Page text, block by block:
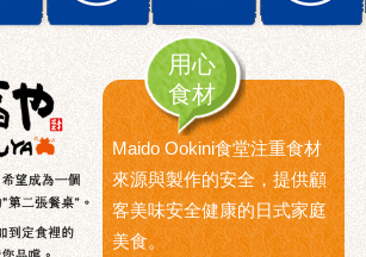
用心
食材
Maido Ookini食堂注重食材
來源與製作的安全，提供顧
客美味安全健康的日式家庭
美食。